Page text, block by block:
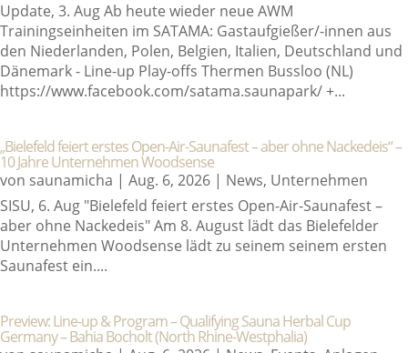
Update, 3. Aug Ab heute wieder neue AWM
Trainingseinheiten im SATAMA: Gastaufgießer/-innen aus
den Niederlanden, Polen, Belgien, Italien, Deutschland und
Dänemark - Line-up Play-offs Thermen Bussloo (NL)
https://www.facebook.com/satama.saunapark/ +...
„Bielefeld feiert erstes Open-Air-Saunafest – aber ohne Nackedeis“ –
10 Jahre Unternehmen Woodsense
von saunamicha | Aug. 6, 2026 | News, Unternehmen
SISU, 6. Aug "Bielefeld feiert erstes Open-Air-Saunafest –
aber ohne Nackedeis" Am 8. August lädt das Bielefelder
Unternehmen Woodsense lädt zu seinem seinem ersten
Saunafest ein....
Preview: Line-up & Program – Qualifying Sauna Herbal Cup
Germany – Bahia Bocholt (North Rhine-Westphalia)